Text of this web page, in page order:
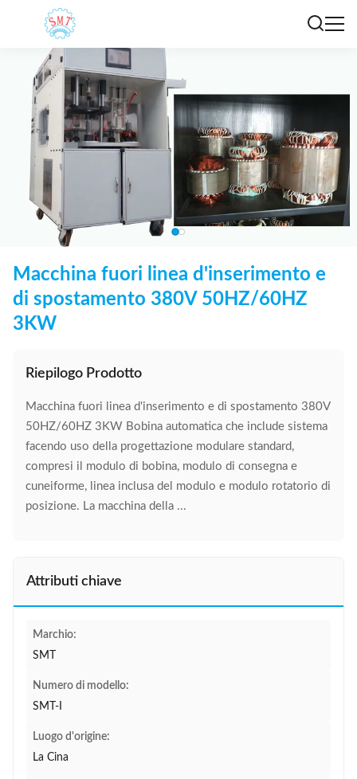
Macchina fuori linea d'inserimento e
di spostamento 380V 50HZ/60HZ
3KW
Riepilogo Prodotto
Macchina fuori linea d'inserimento e di spostamento 380V
50HZ/60HZ 3KW Bobina automatica che include sistema
facendo uso della progettazione modulare standard,
compresi il modulo di bobina, modulo di consegna e
cuneiforme, linea inclusa del modulo e modulo rotatorio di
posizione. La macchina della ...
Attributi chiave
Marchio:
SMT
Numero di modello:
SMT-I
Luogo d'origine:
La Cina